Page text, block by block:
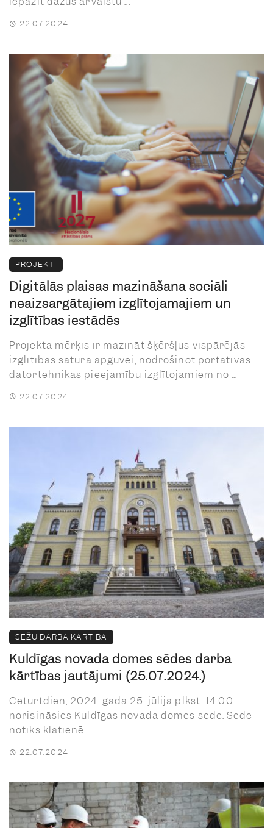
22.07.2024
PROJEKTI
Digitālās plaisas mazināšana sociāli
neaizsargātajiem izglītojamajiem un
izglītības iestādēs
Projekta mērķis ir mazināt šķēršļus vispārējās
izglītības satura apguvei, nodrošinot portatīvās
datortehnikas pieejamību izglītojamiem no ...
22.07.2024
SĒŽU DARBA KĀRTĪBA
Kuldīgas novada domes sēdes darba
kārtības jautājumi (25.07.2024.)
Ceturtdien, 2024. gada 25. jūlijā plkst. 14.00
norisināsies Kuldīgas novada domes sēde. Sēde
notiks klātienē ...
22.07.2024